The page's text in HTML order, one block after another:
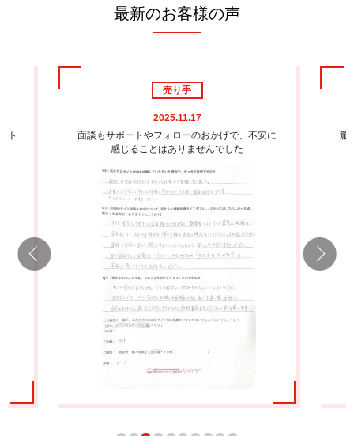
最新のお客様の声
ト
売り手
2025.11.17
面談もサポートやフォローのおかげで、不安に
感じることはありませんでした
驚